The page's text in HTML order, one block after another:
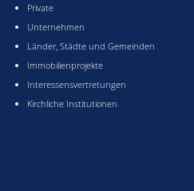
Private
Unternehmen
Länder, Städte und Gemeinden
Immobilienprojekte
Interessensvertretungen
Kirchliche Institutionen